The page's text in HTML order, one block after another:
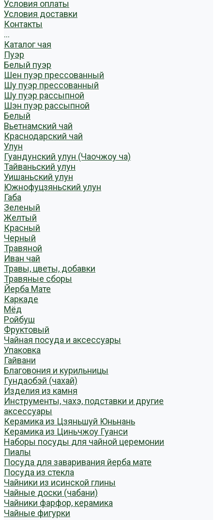
Условия оплаты
Условия доставки
Контакты
...
Каталог чая
Пуэр
Белый пуэр
Шен пуэр прессованный
Шу пуэр прессованный
Шу пуэр рассыпной
Шэн пуэр рассыпной
Белый
Вьетнамский чай
Краснодарский чай
Улун
Гуандунский улун (Чаочжоу ча)
Тайваньский улун
Уишаньский улун
Южнофуцзяньский улун
Габа
Зеленый
Желтый
Красный
Черный
Травяной
Иван чай
Травы, цветы, добавки
Травяные сборы
Йерба Мате
Каркаде
Мёд
Ройбуш
Фруктовый
Чайная посуда и аксессуары
Упаковка
Гайвани
Благовония и курильницы
Гундаобэй (чахай)
Изделия из камня
Инструменты, чахэ, подставки и другие
аксессуары
Керамика из Цзяньшуй Юньнань
Керамика из Циньчжоу Гуанси
Наборы посуды для чайной церемонии
Пиалы
Посуда для заваривания йерба мате
Посуда из стекла
Чайники из исинской глины
Чайные доски (чабани)
Чайники фарфор, керамика
Чайные фигурки